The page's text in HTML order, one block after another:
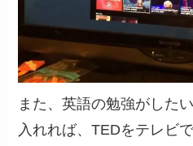
また、英語の勉強がした
入れれば、TEDをテレビ